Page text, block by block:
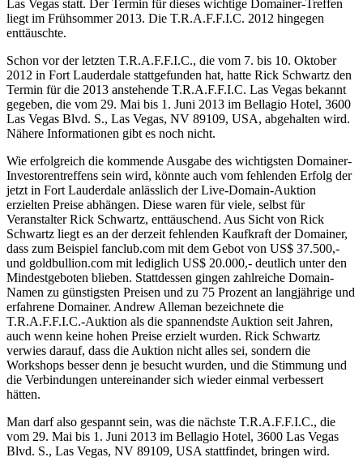
Las Vegas statt. Der Termin für dieses wichtige Domainer-Treffen
liegt im Frühsommer 2013. Die T.R.A.F.F.I.C. 2012 hingegen
enttäuschte.
Schon vor der letzten T.R.A.F.F.I.C., die vom 7. bis 10. Oktober
2012 in Fort Lauderdale stattgefunden hat, hatte Rick Schwartz den
Termin für die 2013 anstehende T.R.A.F.F.I.C. Las Vegas bekannt
gegeben, die vom 29. Mai bis 1. Juni 2013 im Bellagio Hotel, 3600
Las Vegas Blvd. S., Las Vegas, NV 89109, USA, abgehalten wird.
Nähere Informationen gibt es noch nicht.
Wie erfolgreich die kommende Ausgabe des wichtigsten Domainer-
Investorentreffens sein wird, könnte auch vom fehlenden Erfolg der
jetzt in Fort Lauderdale anlässlich der Live-Domain-Auktion
erzielten Preise abhängen. Diese waren für viele, selbst für
Veranstalter Rick Schwartz, enttäuschend. Aus Sicht von Rick
Schwartz liegt es an der derzeit fehlenden Kaufkraft der Domainer,
dass zum Beispiel fanclub.com mit dem Gebot von US$ 37.500,-
und goldbullion.com mit lediglich US$ 20.000,- deutlich unter den
Mindestgeboten blieben. Stattdessen gingen zahlreiche Domain-
Namen zu günstigsten Preisen und zu 75 Prozent an langjährige und
erfahrene Domainer. Andrew Alleman bezeichnete die
T.R.A.F.F.I.C.-Auktion als die spannendste Auktion seit Jahren,
auch wenn keine hohen Preise erzielt wurden. Rick Schwartz
verwies darauf, dass die Auktion nicht alles sei, sondern die
Workshops besser denn je besucht wurden, und die Stimmung und
die Verbindungen untereinander sich wieder einmal verbessert
hätten.
Man darf also gespannt sein, was die nächste T.R.A.F.F.I.C., die
vom 29. Mai bis 1. Juni 2013 im Bellagio Hotel, 3600 Las Vegas
Blvd. S., Las Vegas, NV 89109, USA stattfindet, bringen wird.